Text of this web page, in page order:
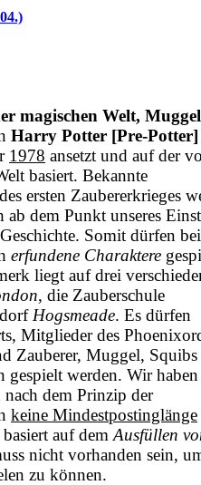
magischen Welt, Muggel
Harry Potter [Pre-Potter]
1978 ansetzt und auf der
basiert. Bekannte
ersten Zaubererkrieges
dem Punkt unseres
Somit dürfen
erfundene Charaktere
liegt auf drei
, die Zauberschule
Hogsmeade. Es dürfen
Mitglieder des
Zauberer, Muggel, Squibs
gespielt werden. Wir
dem Prinzip der
keine Mindestpostinglänge
auf dem Ausfüllen
nicht vorhanden sein,
zu können.